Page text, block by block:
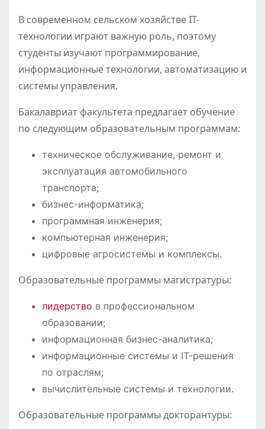
В современном сельском хозяйстве IT-
технологии играют важную роль, поэтому
студенты изучают программирование,
информационные технологии, автоматизацию и
системы управления.
Бакалавриат факультета предлагает обучение
по следующим образовательным программам:
техническое обслуживание, ремонт и
эксплуатация автомобильного
транспорта;
бизнес-информатика;
программная инженерия;
компьютерная инженерия;
цифровые агросистемы и комплексы.
Образовательные программы магистратуры:
лидерство в профессиональном
образовании;
информационная бизнес-аналитика;
информационные системы и IT-решения
по отраслям;
вычислительные системы и технологии.
Образовательные программы докторантуры: